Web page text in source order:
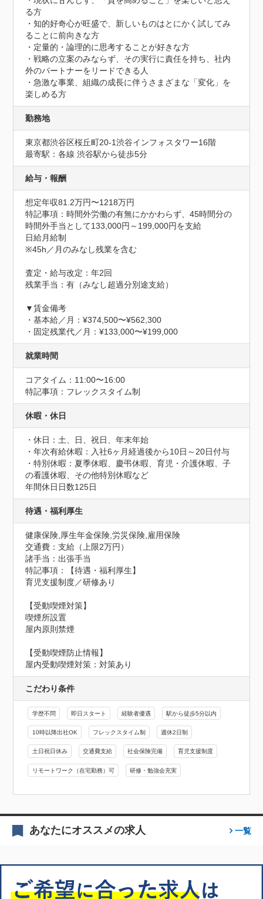
る方
・知的好奇心が旺盛で、新しいものはとにかく試してみ
ることに前向きな方
・定量的・論理的に思考することが好きな方
・戦略の立案のみならず、その実行に責任を持ち、社内
外のパートナーをリードできる人
・急激な事業、組織の成長に伴うさまざまな「変化」を
楽しめる方
勤務地
東京都渋谷区桜丘町20-1渋谷インフォスタワー16階
最寄駅：各線 渋谷駅から徒歩5分
給与・報酬
想定年収81.2万円〜1218万円
特記事項：時間外労働の有無にかかわらず、45時間分の
時間外手当として133,000円～199,000円を支給
日給月給制
※45h／月のみなし残業を含む
査定・給与改定：年2回
残業手当：有（みなし超過分別途支給）
▼賃金備考
・基本給／月：¥374,500〜¥562,300
・固定残業代／月：¥133,000〜¥199,000
就業時間
コアタイム：11:00〜16:00
特記事項：フレックスタイム制
休暇・休日
・休日：土、日、祝日、年末年始
・年次有給休暇：入社6ヶ月経過後から10日～20日付与
・特別休暇：夏季休暇、慶弔休暇、育児・介護休暇、子
の看護休暇、その他特別休暇など
年間休日日数125日
待遇・福利厚生
健康保険,厚生年金保険,労災保険,雇用保険
交通費：支給（上限2万円）
諸手当：出張手当
特記事項：【待遇・福利厚生】
育児支援制度／研修あり
【受動喫煙対策】
喫煙所設置
屋内原則禁煙
【受動喫煙防止情報】
屋内受動喫煙対策：対策あり
こだわり条件
学歴不問 即日スタート 経験者優遇 駅から徒歩5分以内
10時以降出社OK フレックスタイム制 週休2日制
土日祝日休み 交通費支給 社会保険完備 育児支援制度
リモートワーク（在宅勤務）可 研修・勉強会充実
あなたにオススメの求人 一覧